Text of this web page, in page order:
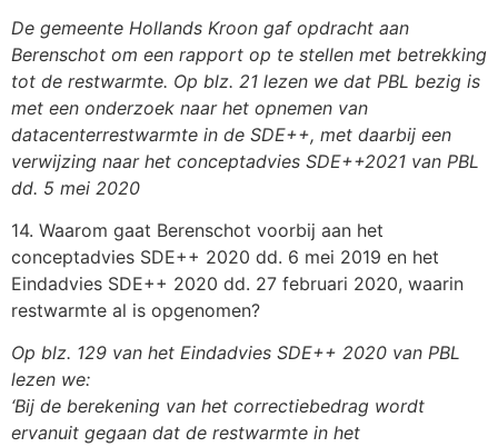
De gemeente Hollands Kroon gaf opdracht aan
Berenschot om een rapport op te stellen met betrekking
tot de restwarmte. Op blz. 21 lezen we dat PBL bezig is
met een onderzoek naar het opnemen van
datacenterrestwarmte in de SDE++, met daarbij een
verwijzing naar het conceptadvies SDE++2021 van PBL
dd. 5 mei 2020
14. Waarom gaat Berenschot voorbij aan het
conceptadvies SDE++ 2020 dd. 6 mei 2019 en het
Eindadvies SDE++ 2020 dd. 27 februari 2020, waarin
restwarmte al is opgenomen?
Op blz. 129 van het Eindadvies SDE++ 2020 van PBL
lezen we:
‘Bij de berekening van het correctiebedrag wordt
ervanuit gegaan dat de restwarmte in het